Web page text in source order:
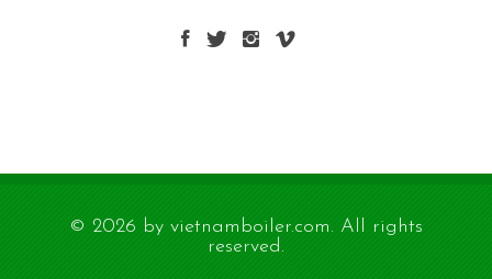
© 2026 by vietnamboiler.com. All rights
reserved.